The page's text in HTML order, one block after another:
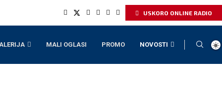
USKORO ONLINE RADIO
MALI OGLASI PROMO NOVOSTI